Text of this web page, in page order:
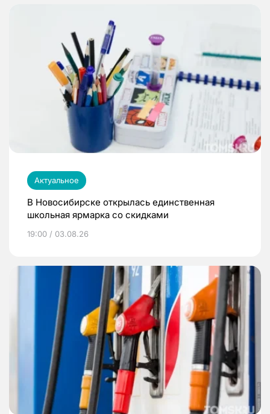
Актуальное
В Новосибирске открылась единственная
школьная ярмарка со скидками
19:00 / 03.08.26